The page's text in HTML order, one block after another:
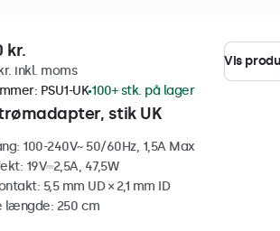
kr.
inkl. moms
Vis
stik UK
PSU1-UK 100+ stk. på lager
100-240V~ 50/60Hz, 1,5A Max
19V⎓2,5A, 47,5W
5,5 mm UD × 2,1 mm ID
længde: 250 cm